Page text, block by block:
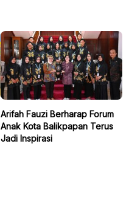
Arifah Fauzi Berharap Forum
Anak Kota Balikpapan Terus
Jadi Inspirasi